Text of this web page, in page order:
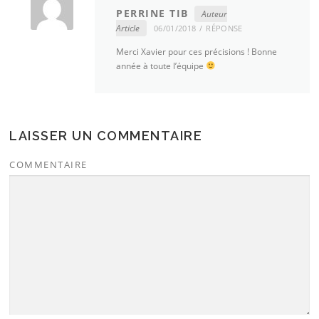
PERRINE TIB
Auteur
Article
06/01/2018 RÉPONSE
Merci Xavier pour ces précisions ! Bonne
année à toute l’équipe
LAISSER UN COMMENTAIRE
COMMENTAIRE